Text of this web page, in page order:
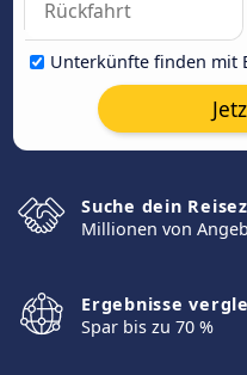
Unterkünfte finden mit
Suche dein
Millionen von
Ergebnisse
Spar bis zu 70 %